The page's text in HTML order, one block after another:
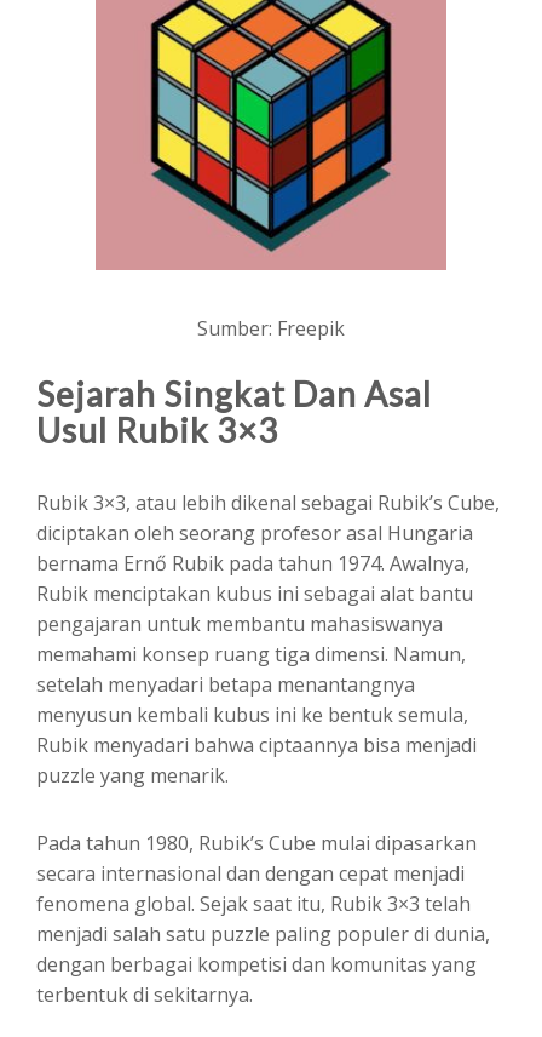
Sumber: Freepik
Sejarah Singkat Dan Asal
Usul Rubik 3×3
Rubik 3×3, atau lebih dikenal sebagai Rubik’s Cube,
diciptakan oleh seorang profesor asal Hungaria
bernama Ernő Rubik pada tahun 1974. Awalnya,
Rubik menciptakan kubus ini sebagai alat bantu
pengajaran untuk membantu mahasiswanya
memahami konsep ruang tiga dimensi. Namun,
setelah menyadari betapa menantangnya
menyusun kembali kubus ini ke bentuk semula,
Rubik menyadari bahwa ciptaannya bisa menjadi
puzzle yang menarik.
Pada tahun 1980, Rubik’s Cube mulai dipasarkan
secara internasional dan dengan cepat menjadi
fenomena global. Sejak saat itu, Rubik 3×3 telah
menjadi salah satu puzzle paling populer di dunia,
dengan berbagai kompetisi dan komunitas yang
terbentuk di sekitarnya.